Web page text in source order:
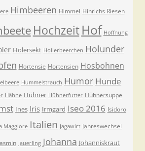
Himbeeren Himmel Hinrichs Riesen
Hochzeit Hof Hoffnung
Holersekt Hollerbeerchen Holunder
Hortensie Hortensien Hosbohnen
Hummelstrauch Humor Hunde
Hähne Hühner Hühnerfutter Hühnersuppe
Ines Iris Irmgard Iseo 2016 Isidoro
Maggiore Italien Jagawirt Jahreswechsel
Jauerling Johanna Johanniskraut